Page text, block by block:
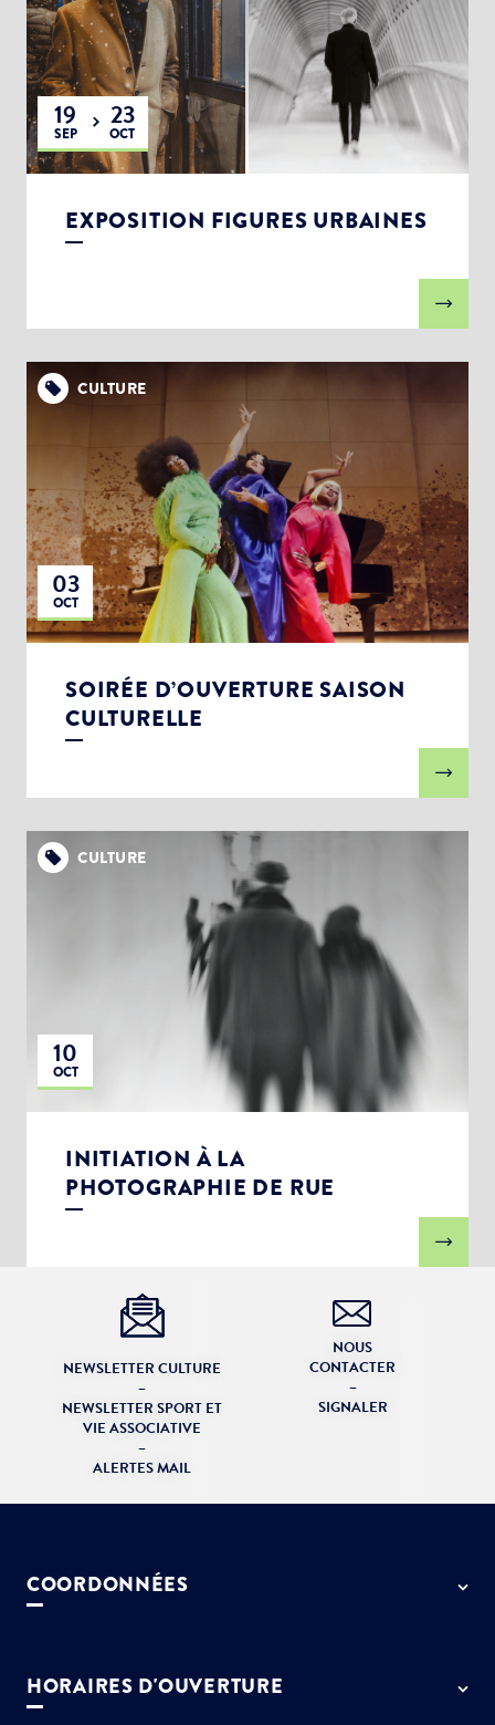
19
SEP
23
OCT
EXPOSITION FIGURES URBAINES
CULTURE
03
OCT
SOIRÉE D’OUVERTURE SAISON
CULTURELLE
CULTURE
10
OCT
INITIATION À LA
PHOTOGRAPHIE DE RUE
NEWSLETTER CULTURE
–
NEWSLETTER SPORT ET
VIE ASSOCIATIVE
–
ALERTES MAIL
NOUS
CONTACTER
–
SIGNALER
COORDONNÉES
01 64 13 55 55
HORAIRES D'OUVERTURE